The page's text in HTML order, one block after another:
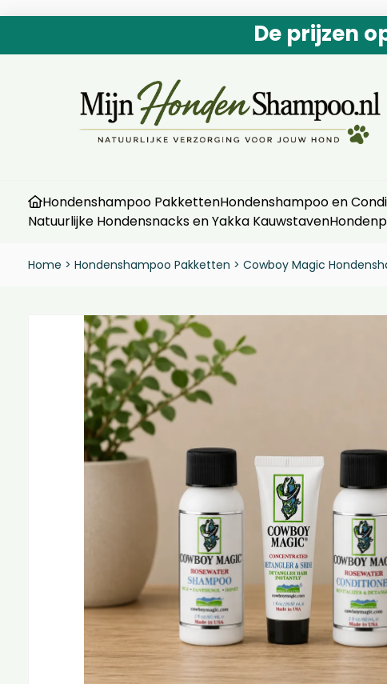
De prijzen
Hondenshampoo PakkettenHondenshampoo en
Natuurlijke Hondensnacks en Yakka Kauwstaven
Home > Hondenshampoo Pakketten > Cowboy Magic